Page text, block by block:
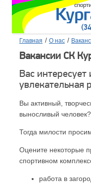
Главная / О нас /
Вакансии СК
Вас интересует
увлекательная
Вы активный,
выносливый человек?
Тогда милости
Оцените некоторые
спортивном
работа в